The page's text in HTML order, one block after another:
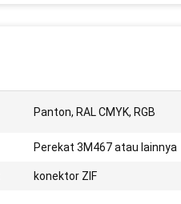
Panton, RAL CMYK, RGB
Perekat 3M467 atau lainnya
konektor ZIF